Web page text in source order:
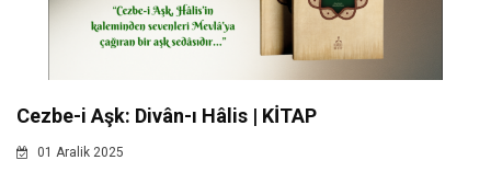
Cezbe-i Aşk: Divân-ı Hâlis | KİTAP
01 Aralik 2025